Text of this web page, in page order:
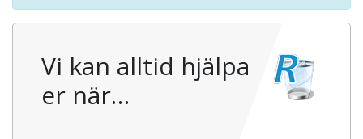
Vi kan alltid hjälpa
er när…